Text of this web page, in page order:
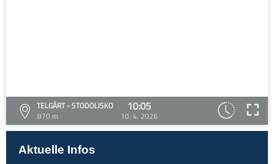
TELGÁRT - STODOLISKO
870 m
10:05
10. 4. 2026
Aktuelle Infos